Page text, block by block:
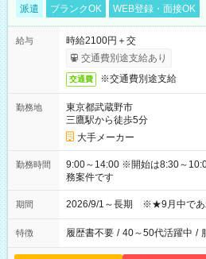
派遣 ブランクOK WEB登録・面接OK
給与
時給2100円＋交
交通費別途支給あり
交通費 ※交通費別途支給
勤務地
東京都武蔵野市
三鷹駅から徒歩5分
大手メーカー
勤務時間
9:00～14:00 ※開始は8:30～
務案件です
期間 2026/9/1～長期 ※★9月中であ
特徴 履歴書不要 / 40～50代活躍中 /